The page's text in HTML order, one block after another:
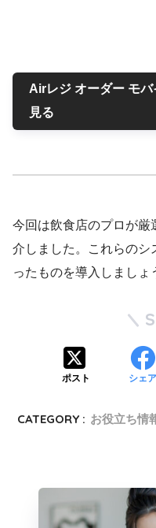
Airレジ オーダー モ
見る
今回は飲食店のプロが厳
介しました。これらのシ
ったものを導入しましょ
ポスト シェア
CATEGORY : お役立ち情